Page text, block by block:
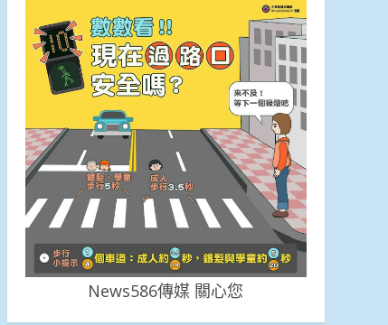
News586傳媒 關心您